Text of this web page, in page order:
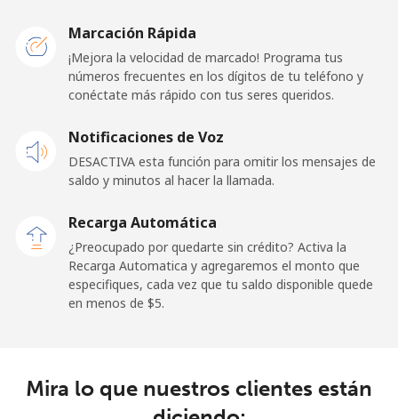
Línea fija ⁦26.9c⁩
⁦29.9c⁩ 33 min por ⁦$10⁩ -
⁦13.9c⁩ 71 min por ⁦$10⁩
⁦41.5c⁩
Angola
Línea fija ⁦54.9c⁩
Anguilla
Marcación Rápida
¡Mejora la velocidad de marcado! Programa tus
números frecuentes en los dígitos de tu teléfono y
conéctate más rápido con tus seres queridos.
Notificaciones de Voz
DESACTIVA esta función para omitir los mensajes de
saldo y minutos al hacer la llamada.
Recarga Automática
¿Preocupado por quedarte sin crédito? Activa la
Recarga Automatica y agregaremos el monto que
especifiques, cada vez que tu saldo disponible quede
en menos de ⁦$5⁩.
Mira lo que nuestros clientes están